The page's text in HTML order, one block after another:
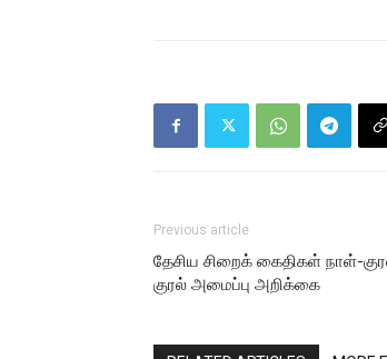
Previous article
தேசிய சிறைக் கைதிகள் நாள்-
குரல் அமைப்பு அறிக்கை